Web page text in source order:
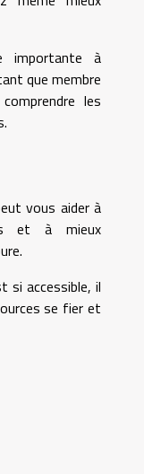
importante à
que membre
les
vous aider à
et à mieux
si accessible, il
se fier et